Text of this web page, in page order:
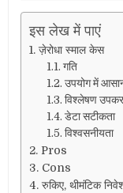
इस लेख में पाएं
ज़ेरोधा स्माल केस
गति
उपयोग में
विश्लेषण
डेटा सटीकता
विश्वसनीयता
Pros
Cons
रुकिए, थीमंटिक